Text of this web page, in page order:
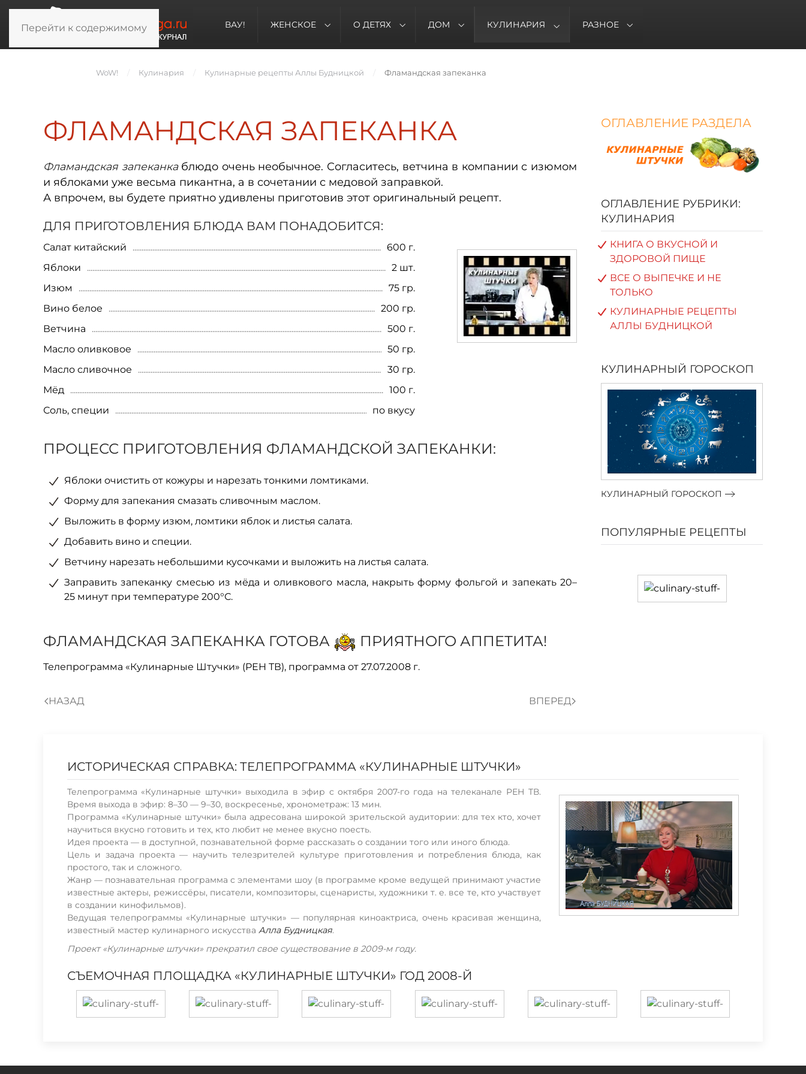
Перейти к содержимому ВАУ! ЖЕНСКОЕ О ДЕТЯХ ДОМ КУЛИНАРИЯ РАЗНОЕ
WoW! Кулинария Кулинарные рецепты Аллы Будницкой Фламандская запеканка
ФЛАМАНДСКАЯ ЗАПЕКАНКА
Фламандская запеканкаблюдо очень необычное. Согласитесь, ветчина в компании с изюмом
и яблоками уже весьма пикантна, а в сочетании с медовой заправкой.
А впрочем, вы будете приятно удивлены приготовив этот оригинальный рецепт.
ДЛЯ ПРИГОТОВЛЕНИЯ БЛЮДА ВАМ ПОНАДОБИТСЯ:
Салат китайский
600 г.
Яблоки
2 шт.
Изюм
75 гр.
Вино белое
200 гр.
Ветчина
500 г.
Масло оливковое
50 гр.
Масло сливочное
30 гр.
Мёд
100 г.
Соль, специи
по вкусу
ПРОЦЕСС ПРИГОТОВЛЕНИЯ ФЛАМАНДСКОЙ ЗАПЕКАНКИ:
Яблоки очистить от кожуры и нарезать тонкими ломтиками.
Форму для запекания смазать сливочным маслом.
Выложить в форму изюм, ломтики яблок и листья салата.
Добавить вино и специи.
Ветчину нарезать небольшими кусочками и выложить на листья салата.
Заправить запеканку смесью из мёда и оливкового масла, накрыть форму фольгой и запекать 20–
25 минут при температуре 200°С.
ФЛАМАНДСКАЯ ЗАПЕКАНКА ГОТОВА ПРИЯТНОГО АППЕТИТА!
Телепрограмма «Кулинарные Штучки» (РЕН ТВ), программа от 27.07.2008 г.
НАЗАД ВПЕРЕД
ОГЛАВЛЕНИЕ РАЗДЕЛА
ОГЛАВЛЕНИЕ РУБРИКИ:
КУЛИНАРИЯ
КНИГА О ВКУСНОЙ И
ЗДОРОВОЙ ПИЩЕ
ВСЕ О ВЫПЕЧКЕ И НЕ
ТОЛЬКО
КУЛИНАРНЫЕ РЕЦЕПТЫ
АЛЛЫ БУДНИЦКОЙ
КУЛИНАРНЫЙ ГОРОСКОП
КУЛИНАРНЫЙ ГОРОСКОП
ПОПУЛЯРНЫЕ РЕЦЕПТЫ
ИСТОРИЧЕСКАЯ СПРАВКА: ТЕЛЕПРОГРАММА «КУЛИНАРНЫЕ ШТУЧКИ»
Телепрограмма «Кулинарные штучки» выходила в эфир с октября 2007-го года на телеканале РЕН ТВ.
Время выхода в эфир: 8–30 — 9–30, воскресенье, хронометраж: 13 мин.
Программа «Кулинарные штучки» была адресована широкой зрительской аудитории: для тех кто, хочет
научиться вкусно готовить и тех, кто любит не менее вкусно поесть.
Идея проекта — в доступной, познавательной форме рассказать о создании того или иного блюда.
Цель и задача проекта — научить телезрителей культуре приготовления и потребления блюда, как
простого, так и сложного.
Жанр — познавательная программа с элементами шоу (в программе кроме ведущей принимают участие
известные актеры, режиссёры, писатели, композиторы, сценаристы, художники т. е. все те, кто участвует
в создании кинофильмов).
Ведущая телепрограммы «Кулинарные штучки» — популярная киноактриса, очень красивая женщина,
известный мастер кулинарного искусства Алла Будницкая.
Проект «Кулинарные штучки» прекратил свое существование в 2009-м году.
СЪЕМОЧНАЯ ПЛОЩАДКА «КУЛИНАРНЫЕ ШТУЧКИ» ГОД 2008-Й